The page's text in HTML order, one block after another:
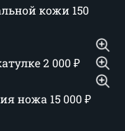
кожи 150
2 000₽
ножа 15 000₽